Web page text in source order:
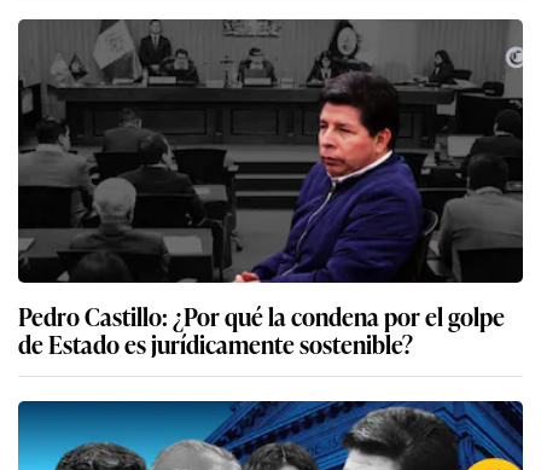
Pedro Castillo: ¿Por qué la condena por el golpe
de Estado es jurídicamente sostenible?